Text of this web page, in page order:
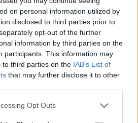
on personal information utilized by
disclosed to third parties prior to
opt-out of the further
information by third parties on the
participants. This information may
to third parties on the IAB’s List of
that may further disclose it to other
Opt Outs
Enviar Pedido